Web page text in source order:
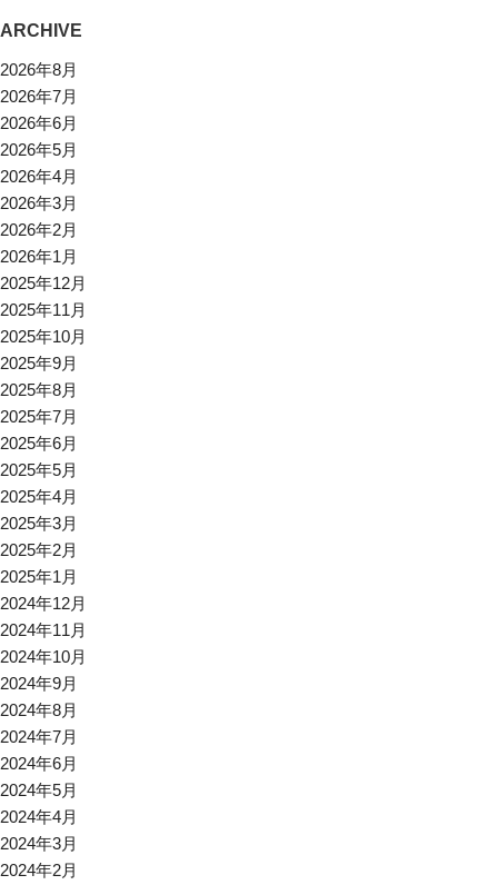
ARCHIVE
2026年8月
2026年7月
2026年6月
2026年5月
2026年4月
2026年3月
2026年2月
2026年1月
2025年12月
2025年11月
2025年10月
2025年9月
2025年8月
2025年7月
2025年6月
2025年5月
2025年4月
2025年3月
2025年2月
2025年1月
2024年12月
2024年11月
2024年10月
2024年9月
2024年8月
2024年7月
2024年6月
2024年5月
2024年4月
2024年3月
2024年2月